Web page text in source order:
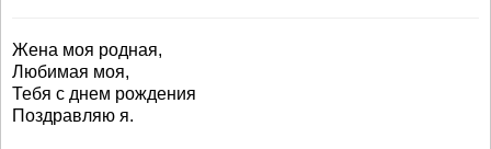
Жена моя родная,
Любимая моя,
Тебя с днем рождения
Поздравляю я.